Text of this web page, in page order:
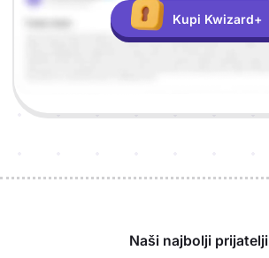
Kupi Kwizard+
Naši najbolji prijatelji